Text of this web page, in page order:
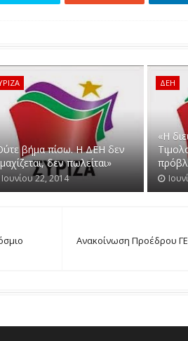
βήμα πίσω. Η ΔΕΗ δεν
δεν πωλείται»
Ιουνίου 22, 2014
ΔΕΗ
«Η
Ανακοίνωση Προέδρου